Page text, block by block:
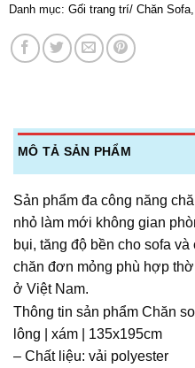
Danh mục: Gối trang trí/ Chăn Sofa
MÔ TẢ SẢN PHẨM
Sản phẩm đa công năng
nhỏ làm mới không gian
bụi, tăng độ bền cho sofa
chăn đơn mỏng phù hợp
ở Việt Nam.
Thông tin sản phẩm Chăn
lông | xám | 135x195cm
– Chất liệu: vải polyester